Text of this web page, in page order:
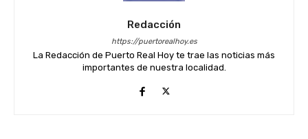
Redacción
https://puertorealhoy.es
La Redacción de Puerto Real Hoy te trae las noticias más
importantes de nuestra localidad.